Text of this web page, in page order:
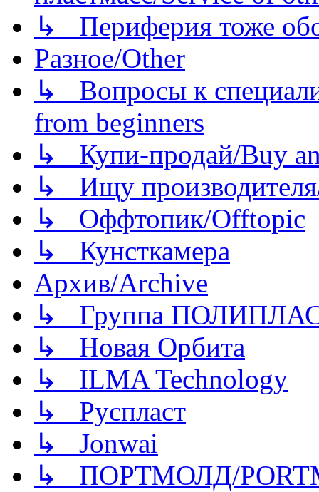
↳ Периферия тоже
Разное/Other
↳ Вопросы к
from beginners
↳ Купи-продай/Buy
↳ Ищу
↳ Оффтопик/Offtopic
↳ Кунсткамера
Архив/Archive
↳ Группа
↳ Новая Орбита
↳ ILMA Technology
↳ Руспласт
↳ Jonwai
↳ ПОРТМОЛД/